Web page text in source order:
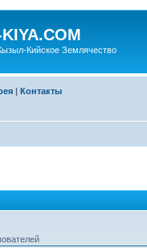
Кийское Землячество
| Контакты